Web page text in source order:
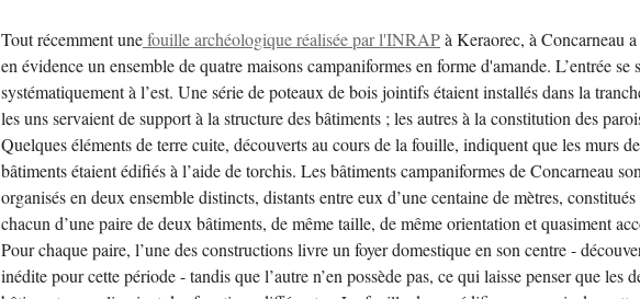
Tout récemment unefouille archéologique réalisée par l'INRAPà Keraorec, à Concarneau
en évidence un ensemble de quatre maisons campaniformes en forme d'amande. L’entrée se
systématiquement à l’est. Une série de poteaux de bois jointifs étaient installés dans la
les uns servaient de support à la structure des bâtiments ; les autres à la constitution des
Quelques éléments de terre cuite, découverts au cours de la fouille, indiquent que les murs
bâtiments étaient édifiés à l’aide de torchis. Les bâtiments campaniformes de Concarneau
organisés en deux ensemble distincts, distants entre eux d’une centaine de mètres, constitués
chacun d’une paire de deux bâtiments, de même taille, de même orientation et quasiment
Pour chaque paire, l’une des constructions livre un foyer domestique en son centre -
inédite pour cette période - tandis que l’autre n’en possède pas, ce qui laisse penser que les